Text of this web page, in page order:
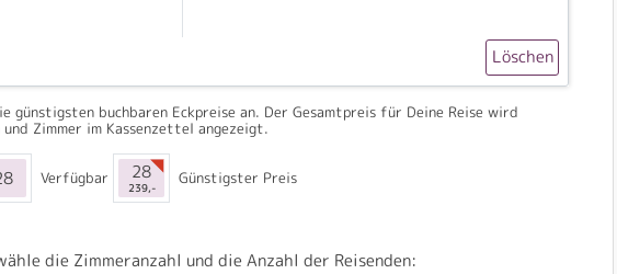
Löschen
günstigsten buchbaren Eckpreise an. Der Gesamtpreis für Deine Reise wird
und Zimmer im Kassenzettel angezeigt.
Verfügbar 28
239,- Günstigster Preis
die Zimmeranzahl und die Anzahl der Reisenden: